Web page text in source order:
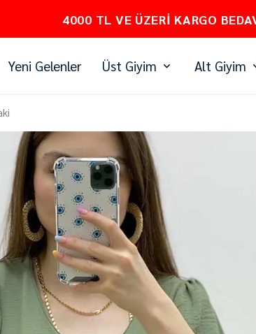
4000 TL VE ÜZERI KARGO
Yeni Gelenler Üst Giyim Alt Giyim